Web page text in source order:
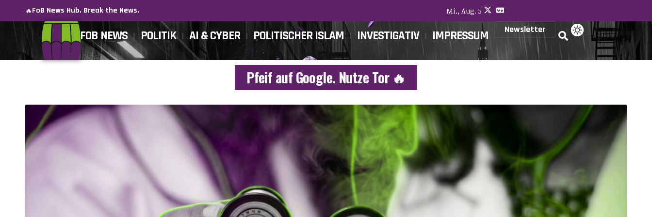
🔥FoB News Hub. Break the News. Mi., Aug. 5
FOB NEWS POLITIK AI & CYBER POLITISCHER ISLAM INVESTIGATIV IMPRESSUM Newsletter
Pfeif auf Google. Nutze Tor 🔥